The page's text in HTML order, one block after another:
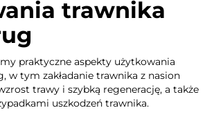
trawnika
praktyczne aspekty użytkowania
w tym zakładanie trawnika z nasion
trawy i szybką regenerację, a także
uszkodzeń trawnika.